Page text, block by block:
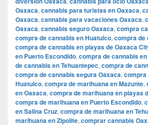
Oaxaca, cannabis para turistas en Oaxaca,
Oaxaca, cannabis para vacaciones Oaxaca,
Oaxaca, cannabis seguro Oaxaca, compra
compra de cannabis en Huatulco, compra de
compra de cannabis en playas de Oaxaca
en Puerto Escondido, compra de cannabis
de cannabis en Tehuantepec, compra de
compra de cannabis segura Oaxaca, compra
Huatulco, compra de marihuana en Mazunte,
en Oaxaca, compra de marihuana en playas
compra de marihuana en Puerto Escondido,
en Salina Cruz, compra de marihuana en
marihuana en Zipolite, comprar cannabis